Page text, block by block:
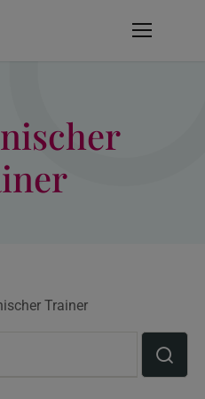
Trainer